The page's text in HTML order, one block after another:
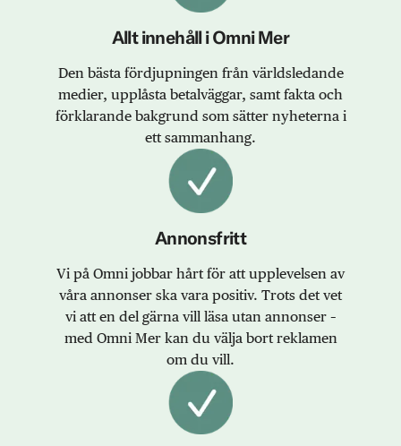
Allt innehåll i Omni Mer
Den bästa fördjupningen från världsledande
medier, upplåsta betalväggar, samt fakta och
förklarande bakgrund som sätter nyheterna i
ett sammanhang.
Annonsfritt
Vi på Omni jobbar hårt för att upplevelsen av
våra annonser ska vara positiv. Trots det vet
vi att en del gärna vill läsa utan annonser –
med Omni Mer kan du välja bort reklamen
om du vill.